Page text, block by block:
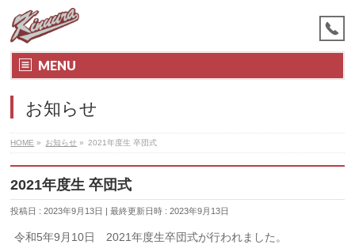
MENU
お知らせ
HOME » お知らせ » 2021年度生 卒団式
2021年度生 卒団式
投稿日 : 2023年9月13日 最終更新日時 : 2023年9月13日
令和5年9月10日 2021年度生卒団式が行われました。